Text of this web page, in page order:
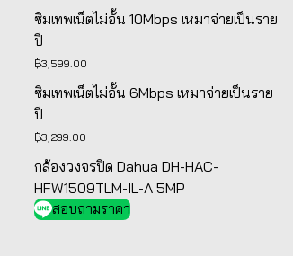
price
ซิมเทพเน็ตไม่อั้น 10Mbps เหมาจ่ายเป็นราย
ปี
฿3,599.00
ซิมเทพเน็ตไม่อั้น 6Mbps เหมาจ่ายเป็นราย
ปี
฿3,299.00
กล้องวงจรปิด Dahua DH-HAC-
HFW1509TLM-IL-A 5MP
สอบถามราคา